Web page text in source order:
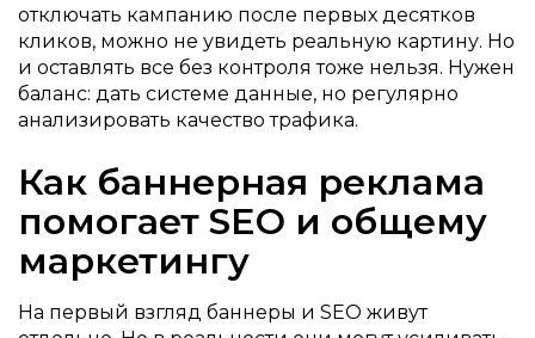
отключать кампанию после первых десятков
кликов, можно не увидеть реальную картину. Но
и оставлять все без контроля тоже нельзя. Нужен
баланс: дать системе данные, но регулярно
анализировать качество трафика.
Как баннерная реклама
помогает SEO и общему
маркетингу
На первый взгляд баннеры и SEO живут